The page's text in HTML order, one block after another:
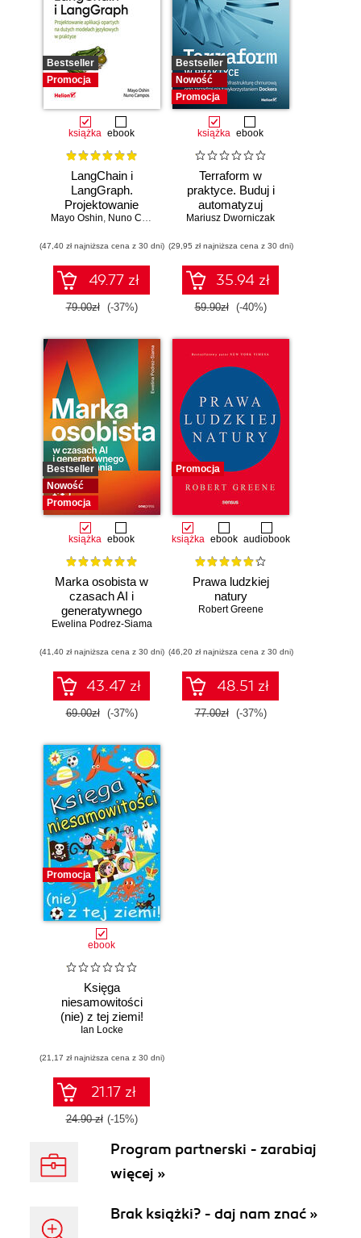
Bestseller
Promocja
książka ebook
LangChain i
LangGraph.
Projektowanie
aplikacji opartych
modelach
językowych w
praktyce
Mayo Oshin, Nuno Campos
(47,40 zł najniższa cena z 30 dni)
49.77 zł
79.00zł (-37%)
Bestseller
Nowość
Promocja
książka ebook
Terraform w
praktyce. Buduj i
automatyzuj
infrastrukturę
zarządzaj nią z
wykorzystaniem
Dockera
Mariusz Dworniczak
(29,95 zł najniższa cena z 30 dni)
35.94 zł
59.90zł (-40%)
Bestseller
Nowość
Promocja
książka ebook
Marka osobista w
czasach AI i
generatywnego
wyszukiwania
Ewelina Podrez-Siama
(41,40 zł najniższa cena z 30 dni)
43.47 zł
69.00zł (-37%)
Promocja
książka ebook audiobook
Prawa ludzkiej
natury
Robert Greene
(46,20 zł najniższa cena z 30 dni)
48.51 zł
77.00zł (-37%)
Promocja
ebook
Księga
niesamowitości
(nie) z tej ziemi!
Księga faktów
niezwykłych
Ian Locke
(21,17 zł najniższa cena z 30 dni)
21.17 zł
24.90 zł (-15%)
Program partnerski - zarabiaj
więcej »
Brak książki? - daj nam znać »